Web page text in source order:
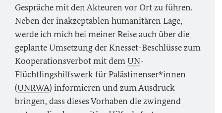
Gespräche mit den Akteuren vor Ort zu führen.
Neben der inakzeptablen humanitären Lage,
werde ich mich bei meiner Reise auch über die
geplante Umsetzung der Knesset-Beschlüsse zum
Kooperationsverbot mit demUN-
Flüchtlingshilfswerk für Palästinenser*innen
(UNRWA) informieren und zum Ausdruck
bringen, dass dieses Vorhaben die zwingend